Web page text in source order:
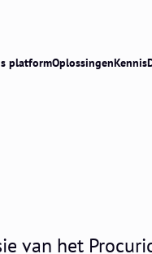
platformOplossingenKennis
van het